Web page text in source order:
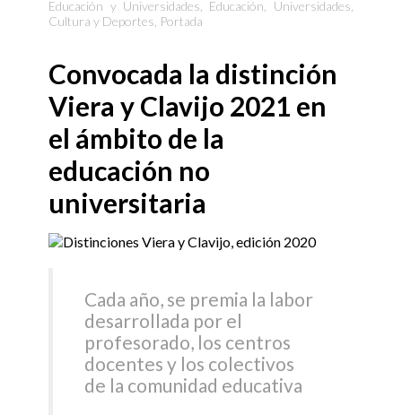
Educación y Universidades
Educación, Universidades,
Cultura y Deportes Portada
Convocada la distinción
Viera y Clavijo 2021 en
el ámbito de la
educación no
universitaria
Cada año, se premia la labor
desarrollada por el
profesorado, los centros
docentes y los colectivos
de la comunidad educativa